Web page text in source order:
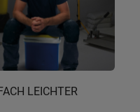
LEICHTER